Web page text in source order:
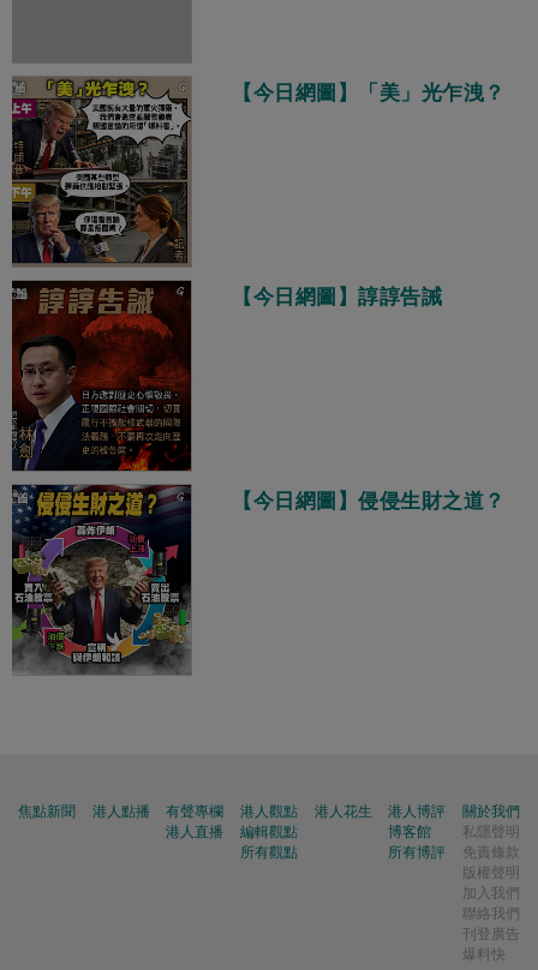
【今日網圖】「美」光乍洩？
【今日網圖】諄諄告誡
【今日網圖】侵侵生財之道？
焦點新聞 港人點播
有聲專欄
港人直播
港人觀點
編輯觀點
所有觀點
港人花生
港人博評
博客館
所有博評
關於我們
私隱聲明
免責條款
版權聲明
加入我們
聯絡我們
刊登廣告
爆料快